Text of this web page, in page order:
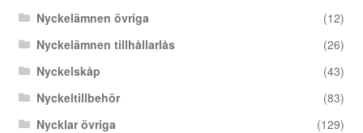
Nyckelämnen övriga
(12)
Nyckelämnen tillhållarlås
(26)
Nyckelskåp
(43)
Nyckeltillbehör
(83)
Nycklar övriga
(129)